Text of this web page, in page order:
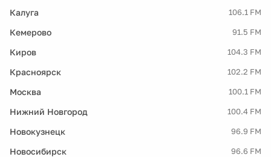
Калуга 106.1 FM
Кемерово 91.5 FM
Киров 104.3 FM
Красноярск 102.2 FM
Москва 100.1 FM
Нижний Новгород 100.4 FM
Новокузнецк 96.9 FM
Новосибирск 96.6 FM